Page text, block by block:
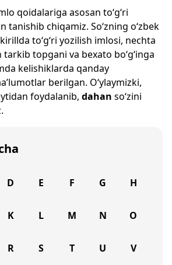
qoidalariga asosan to‘g‘ri
tanishib chiqamiz. So‘zning o‘zbek
to‘g‘ri yozilish imlosi, nechta
topgani va bexato bo‘g‘inga
kelishiklarda qanday
berilgan. O‘ylaymizki,
foydalanib, dahan so‘zini
D E F G H
K L M N O
R S T U V